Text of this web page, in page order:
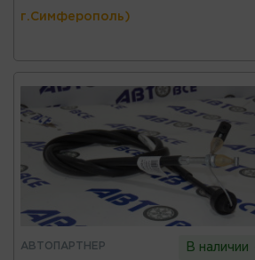
г.Симферополь)
АВТОПАРТНЕР В наличии